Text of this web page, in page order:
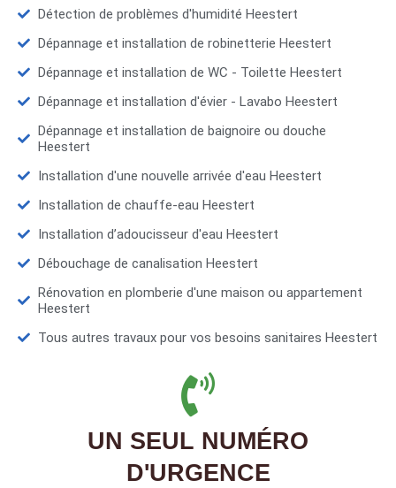
Détection de problèmes d'humidité Heestert
Dépannage et installation de robinetterie Heestert
Dépannage et installation de WC - Toilette Heestert
Dépannage et installation d'évier - Lavabo Heestert
Dépannage et installation de baignoire ou douche
Heestert
Installation d'une nouvelle arrivée d'eau Heestert
Installation de chauffe-eau Heestert
Installation d’adoucisseur d'eau Heestert
Débouchage de canalisation Heestert
Rénovation en plomberie d'une maison ou appartement
Heestert
Tous autres travaux pour vos besoins sanitaires Heestert
UN SEUL NUMÉRO
D'URGENCE